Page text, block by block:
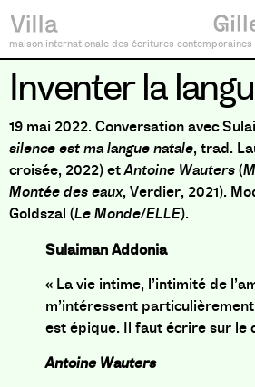
maison internationale des écritures contemporaines
Inventer la
19 mai 2022. Conversation avec
silence est ma langue natale, trad.
croisée, 2022) etAntoine Wauters(
Montée des eaux, Verdier, 2021).
Goldszal (Le Monde/ELLE).
Sulaiman Addonia
« La vie intime, l’intimité de
m’intéressent
est épique. Il faut écrire sur le
Antoine Wauters